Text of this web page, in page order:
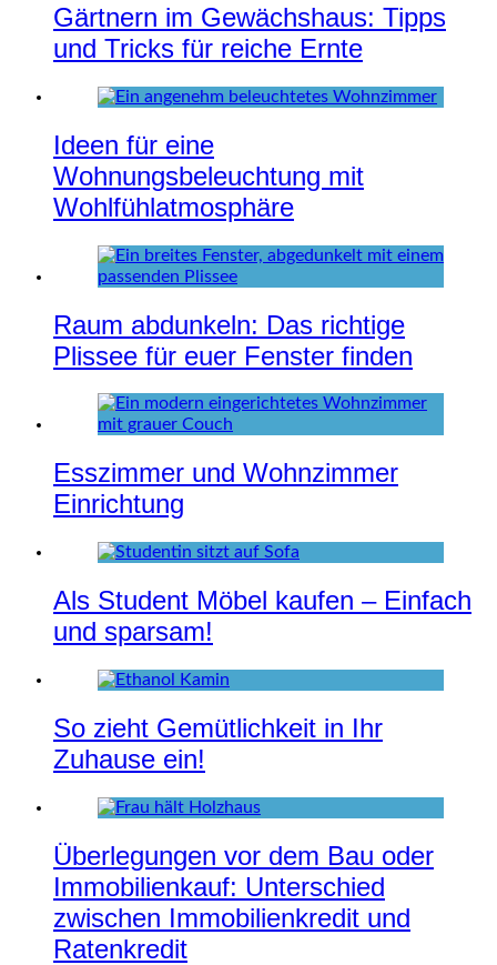
Gärtnern im Gewächshaus: Tipps
und Tricks für reiche Ernte
Ideen für eine
Wohnungsbeleuchtung mit
Wohlfühlatmosphäre
Raum abdunkeln: Das richtige
Plissee für euer Fenster finden
Esszimmer und Wohnzimmer
Einrichtung
Als Student Möbel kaufen – Einfach
und sparsam!
So zieht Gemütlichkeit in Ihr
Zuhause ein!
Überlegungen vor dem Bau oder
Immobilienkauf: Unterschied
zwischen Immobilienkredit und
Ratenkredit